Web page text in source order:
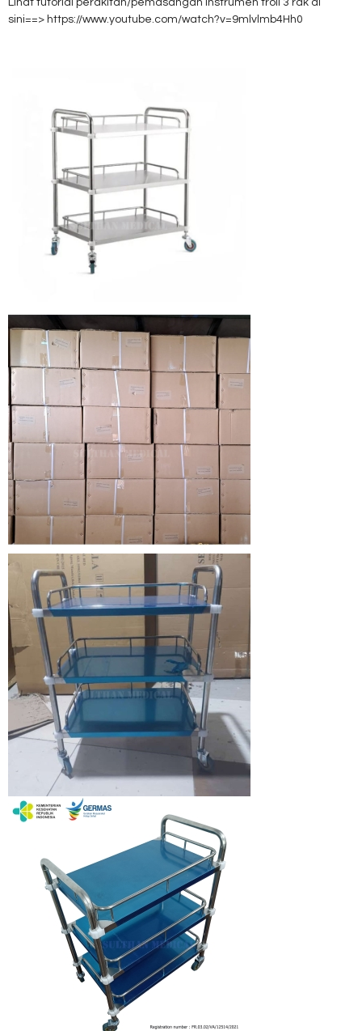
Lihat tutorial perakitan/pemasangan instrumen troli 3 rak di
sini==> https://www.youtube.com/watch?v=9mlvlmb4Hh0